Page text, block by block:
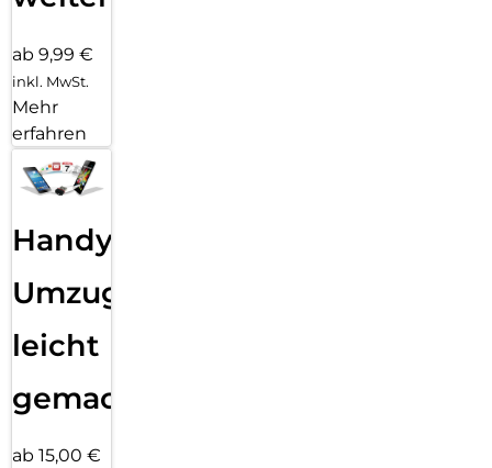
ab 9,99 €
inkl. MwSt.
Mehr
erfahren
Handy
Umzug
leicht
gemacht!
ab 15,00 €